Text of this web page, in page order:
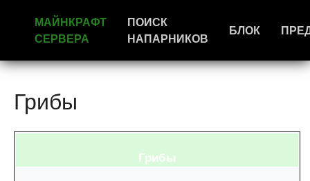
МАЙНКРАФТ
СЕРВЕРА
ПОИСК
НАПАРНИКОВ
БЛОК
Грибы
Грибы